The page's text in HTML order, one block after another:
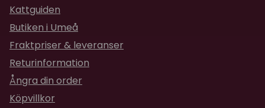
Kattguiden
Butiken i Umeå
Fraktpriser & leveranser
Returinformation
Ångra din order
Köpvillkor